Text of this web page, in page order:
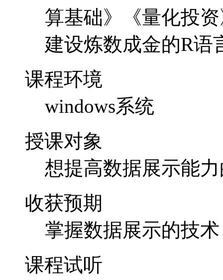
算基础》《量化投
建设炼数成金的R语
课程环境
windows系统
授课对象
想提高数据展示能
收获预期
掌握数据展示的技术
课程试听